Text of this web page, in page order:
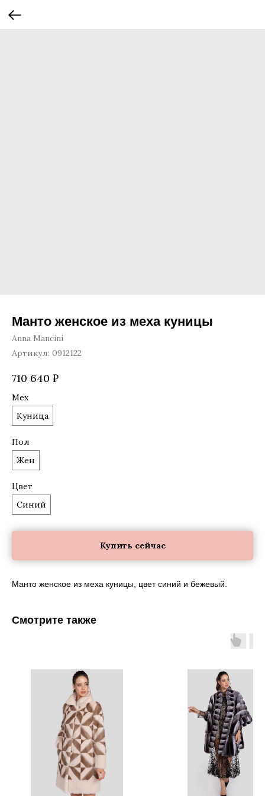
Манто женское из меха куницы
Anna Mancini
Артикул: 0912122
710 640 ₽
Мех
Куница
Пол
Жен
Цвет
Синий
Купить сейчас
Манто женское из меха куницы, цвет синий и бежевый.
Смотрите также